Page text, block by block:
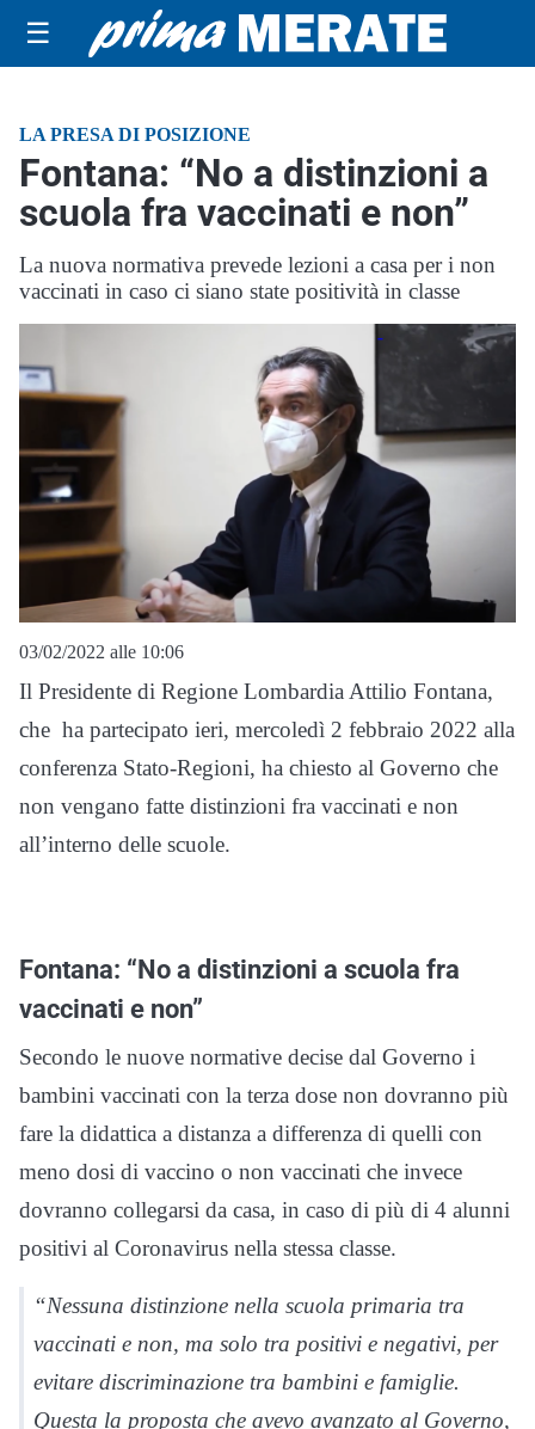
☰
LA PRESA DI POSIZIONE
Fontana: “No a distinzioni a
scuola fra vaccinati e non”
La nuova normativa prevede lezioni a casa per i non
vaccinati in caso ci siano state positività in classe
03/02/2022 alle 10:06
Il Presidente di Regione Lombardia Attilio Fontana,
che ha partecipato ieri, mercoledì 2 febbraio 2022 alla
conferenza Stato-Regioni, ha chiesto al Governo che
non vengano fatte distinzioni fra vaccinati e non
all’interno delle scuole.
Fontana: “No a distinzioni a scuola fra
vaccinati e non”
Secondo le nuove normative decise dal Governo i
bambini vaccinati con la terza dose non dovranno più
fare la didattica a distanza a differenza di quelli con
meno dosi di vaccino o non vaccinati che invece
dovranno collegarsi da casa, in caso di più di 4 alunni
positivi al Coronavirus nella stessa classe.
“Nessuna distinzione nella scuola primaria tra
vaccinati e non, ma solo tra positivi e negativi, per
evitare discriminazione tra bambini e famiglie.
Questa la proposta che avevo avanzato al Governo,